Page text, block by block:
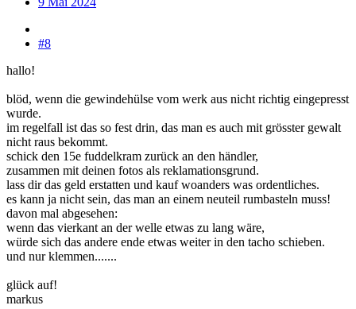
#8
hallo!
blöd, wenn die gewindehülse vom werk aus nicht richtig eingepresst
wurde.
im regelfall ist das so fest drin, das man es auch mit grösster gewalt
nicht raus bekommt.
schick den 15e fuddelkram zurück an den händler,
zusammen mit deinen fotos als reklamationsgrund.
lass dir das geld erstatten und kauf woanders was ordentliches.
es kann ja nicht sein, das man an einem neuteil rumbasteln muss!
davon mal abgesehen:
wenn das vierkant an der welle etwas zu lang wäre,
würde sich das andere ende etwas weiter in den tacho schieben.
und nur klemmen.......
glück auf!
markus